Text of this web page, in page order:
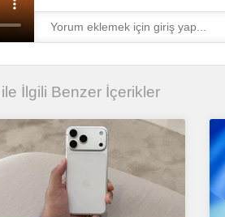
ile İlgili Benzer İçerikler